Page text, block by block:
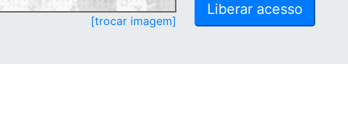
[trocar imagem]